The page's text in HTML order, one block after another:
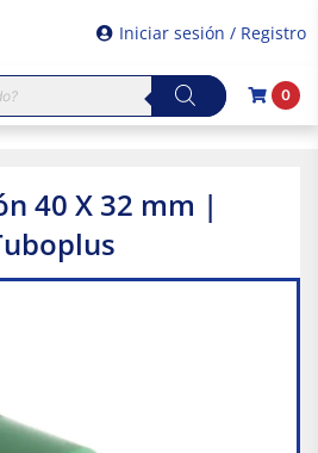
Iniciar sesión / Registro
0
40 X 32 mm |